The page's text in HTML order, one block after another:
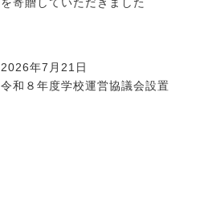
2026年7月21日
令和８年度学校運営協議会設置